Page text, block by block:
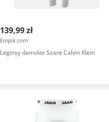
139,99 zł
Empik.com
Leginsy damskie Szare Calvin Klein